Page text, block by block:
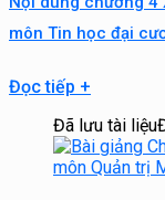
môn Tin học đại
Đọc tiếp +
Đã lưu tài liệu